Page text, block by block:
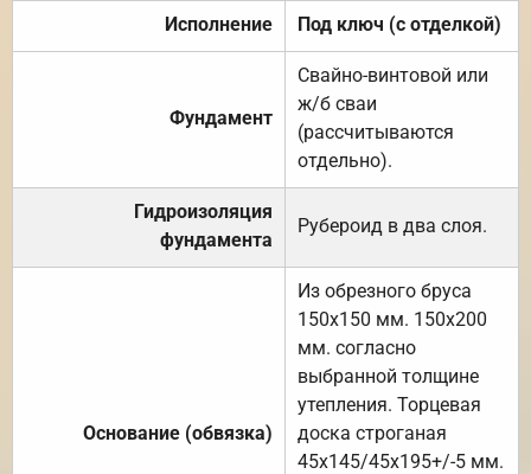
Исполнение Под ключ (с отделкой)
Фундамент
Свайно-винтовой или
ж/б сваи
(рассчитываются
отдельно).
Гидроизоляция
фундамента
Рубероид в два слоя.
Основание (обвязка)
Из обрезного бруса
150х150 мм. 150х200
мм. согласно
выбранной толщине
утепления. Торцевая
доска строганая
45х145/45х195+/-5 мм.